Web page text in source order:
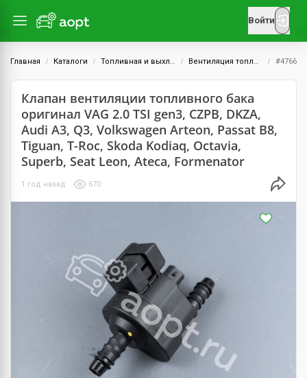
Войти
Главная Каталоги Топливная и выхлопная системы Вентиляция топливного бака, адсорбер #4766
Клапан вентиляции топливного бака
оригинал VAG 2.0 TSI gen3, CZPB, DKZA,
Audi A3, Q3, Volkswagen Arteon, Passat B8,
Tiguan, T-Roc, Skoda Kodiaq, Octavia,
Superb, Seat Leon, Ateca, Formenator
1 год назад 670